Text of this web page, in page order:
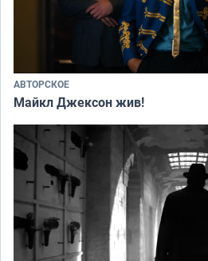
АВТОРСКОЕ
Майкл Джексон жив!